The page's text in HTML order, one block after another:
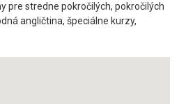
pre stredne pokročilých, pokročilých
angličtina, špeciálne kurzy,